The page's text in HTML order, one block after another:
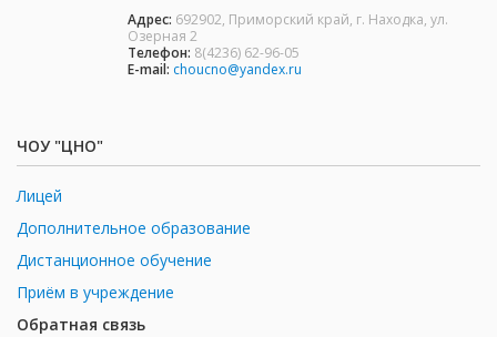
Адрес: 692902, Приморский край, г. Находка, ул.
Озерная 2
Телефон: 8(4236) 62-96-05
E-mail: choucno@yandex.ru
ЧОУ "ЦНО"
Лицей
Дополнительное образование
Дистанционное обучение
Приём в учреждение
Обратная связь